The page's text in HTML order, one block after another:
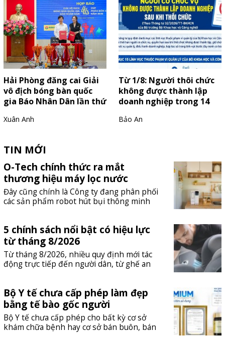
Hải Phòng đăng cai Giải
vô địch bóng bàn quốc
gia Báo Nhân Dân lần thứ
Xuân Anh
Từ 1/8: Người thôi chức
không được thành lập
doanh nghiệp trong 14
Bảo An
TIN MỚI
O-Tech chính thức ra mắt
thương hiệu máy lọc nước
ANJIER
Đây cũng chính là Công ty đang phân phối
các sản phẩm robot hút bụi thông minh
ANJIER.
5 chính sách nổi bật có hiệu lực
từ tháng 8/2026
Từ tháng 8/2026, nhiều quy định mới tác
động trực tiếp đến người dân, từ ghế an
AI rủi ro cao.
Bộ Y tế chưa cấp phép làm đẹp
bằng tế bào gốc người
Bộ Y tế chưa cấp phép cho bất kỳ cơ sở
khám chữa bệnh hay cơ sở bán buôn, bán